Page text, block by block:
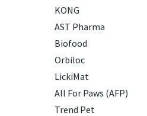
KONG
AST Pharma
Biofood
Orbiloc
LickiMat
All For Paws (AFP)
Trend Pet